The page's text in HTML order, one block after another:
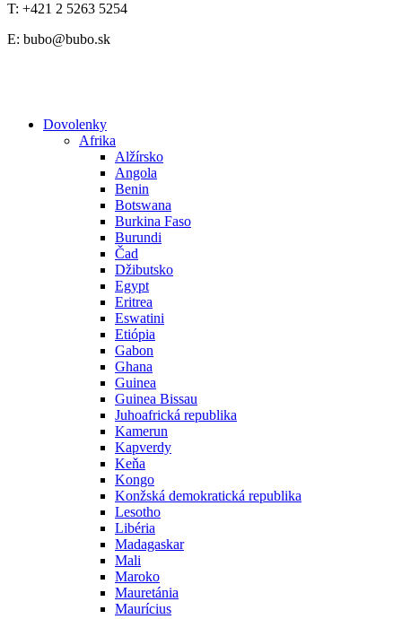
T: +421 2 5263 5254
E: bubo@bubo.sk
Dovolenky
Afrika
Alžírsko
Angola
Benin
Botswana
Burkina Faso
Burundi
Čad
Džibutsko
Egypt
Eritrea
Eswatini
Etiópia
Gabon
Ghana
Guinea
Guinea Bissau
Juhoafrická republika
Kamerun
Kapverdy
Keňa
Kongo
Konžská demokratická republika
Lesotho
Libéria
Madagaskar
Mali
Maroko
Mauretánia
Maurícius